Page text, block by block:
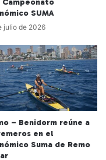
Campeonato
SUMA
julio de 2026
– Benidorm reúne a
en el
Suma de Remo